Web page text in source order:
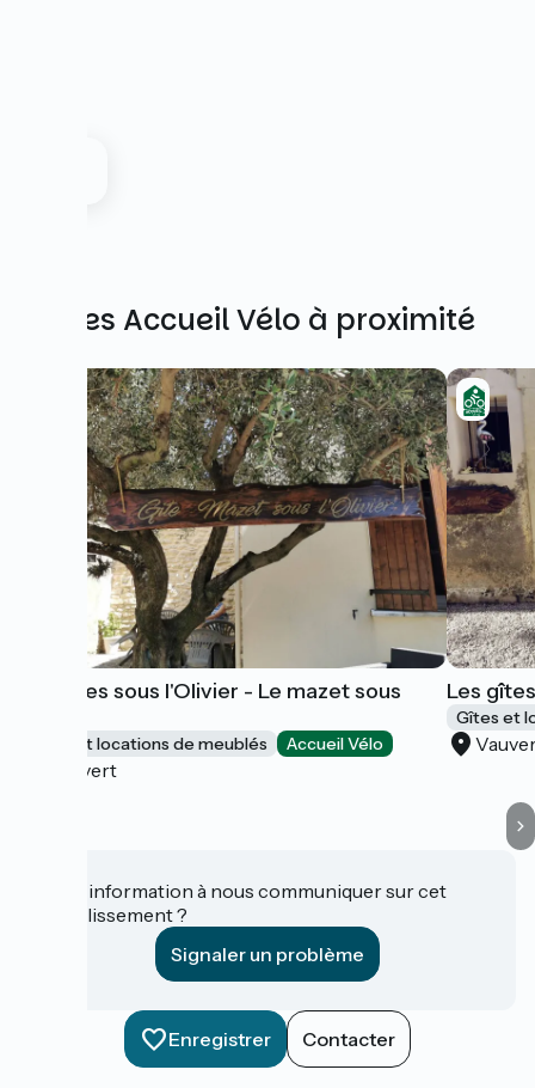
Autres Accueil Vélo à proximité
Les gîtes sous l'Olivier - Le mazet sous
Gîtes et locations de meublés Accueil Vélo
Vauvert
Les
Gîtes et
Une information à nous communiquer sur cet
établissement ?
Signaler un problème
Enregistrer Contacter